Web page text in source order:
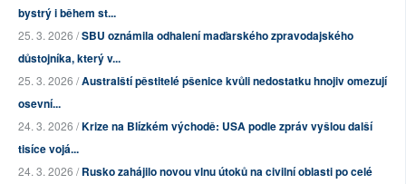
bystrý i během st...
25. 3. 2026 /SBU oznámila odhalení maďarského zpravodajského
důstojníka, který v...
25. 3. 2026 /Australští pěstitelé pšenice kvůli nedostatku hnojiv omezují
osevní...
24. 3. 2026 /Krize na Blízkém východě: USA podle zpráv vyšlou další
tisíce vojá...
24. 3. 2026 /Rusko zahájilo novou vlnu útoků na civilní oblasti po celé